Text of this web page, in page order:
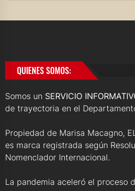
QUIENES SOMOS:
Somos un SERVICIO
de trayectoria en el
Propiedad de Marisa Macagno,
es marca registrada según
Nomenclador Internacional.
La pandemia aceleró el proceso